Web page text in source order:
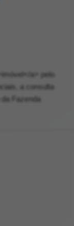
a> pelo
a consulta
Fazenda